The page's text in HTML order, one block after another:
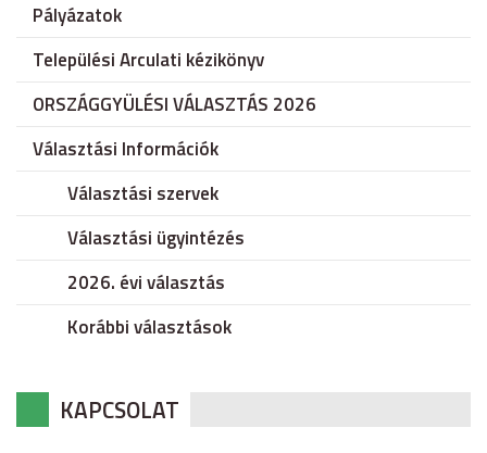
Pályázatok
Települési Arculati kézikönyv
ORSZÁGGYÜLÉSI VÁLASZTÁS 2026
Választási Információk
Választási szervek
Választási ügyintézés
2026. évi választás
Korábbi választások
KAPCSOLAT